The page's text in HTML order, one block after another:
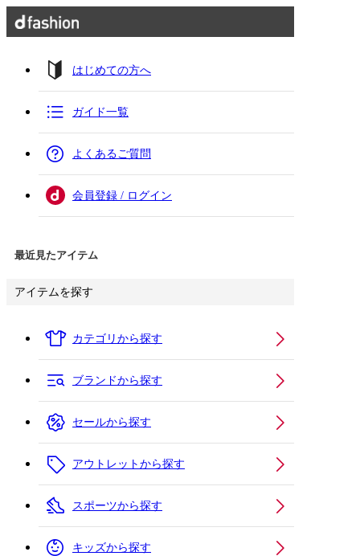
はじめての方へ
ガイド一覧
よくあるご質問
会員登録 / ログイン
最近見たアイテム
アイテムを探す
カテゴリから探す
ブランドから探す
セールから探す
アウトレットから探す
スポーツから探す
キッズから探す